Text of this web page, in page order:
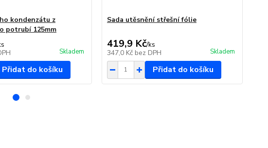
kondenzátu z
potrubí 125mm
Skladem
Přidat do košíku
Sada utěsnění střešní fólie
419,9 Kč/ks
347,0 Kč bez DPH Skladem
Přidat do košíku